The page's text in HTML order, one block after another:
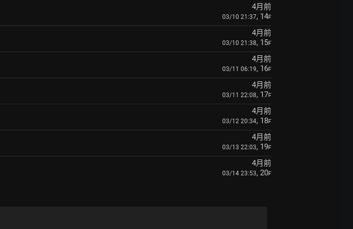
4月前
03/10 21:37, 14F
4月前
03/10 21:38, 15F
4月前
03/11 06:19, 16F
4月前
03/11 22:08, 17F
4月前
03/12 20:34, 18F
4月前
03/13 22:03, 19F
4月前
03/14 23:53, 20F